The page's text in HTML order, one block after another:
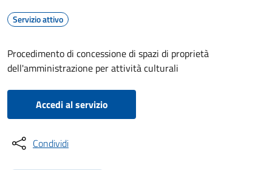
Servizio attivo
Procedimento di concessione di spazi di proprietà
dell'amministrazione per attività culturali
Accedi al servizio
Condividi